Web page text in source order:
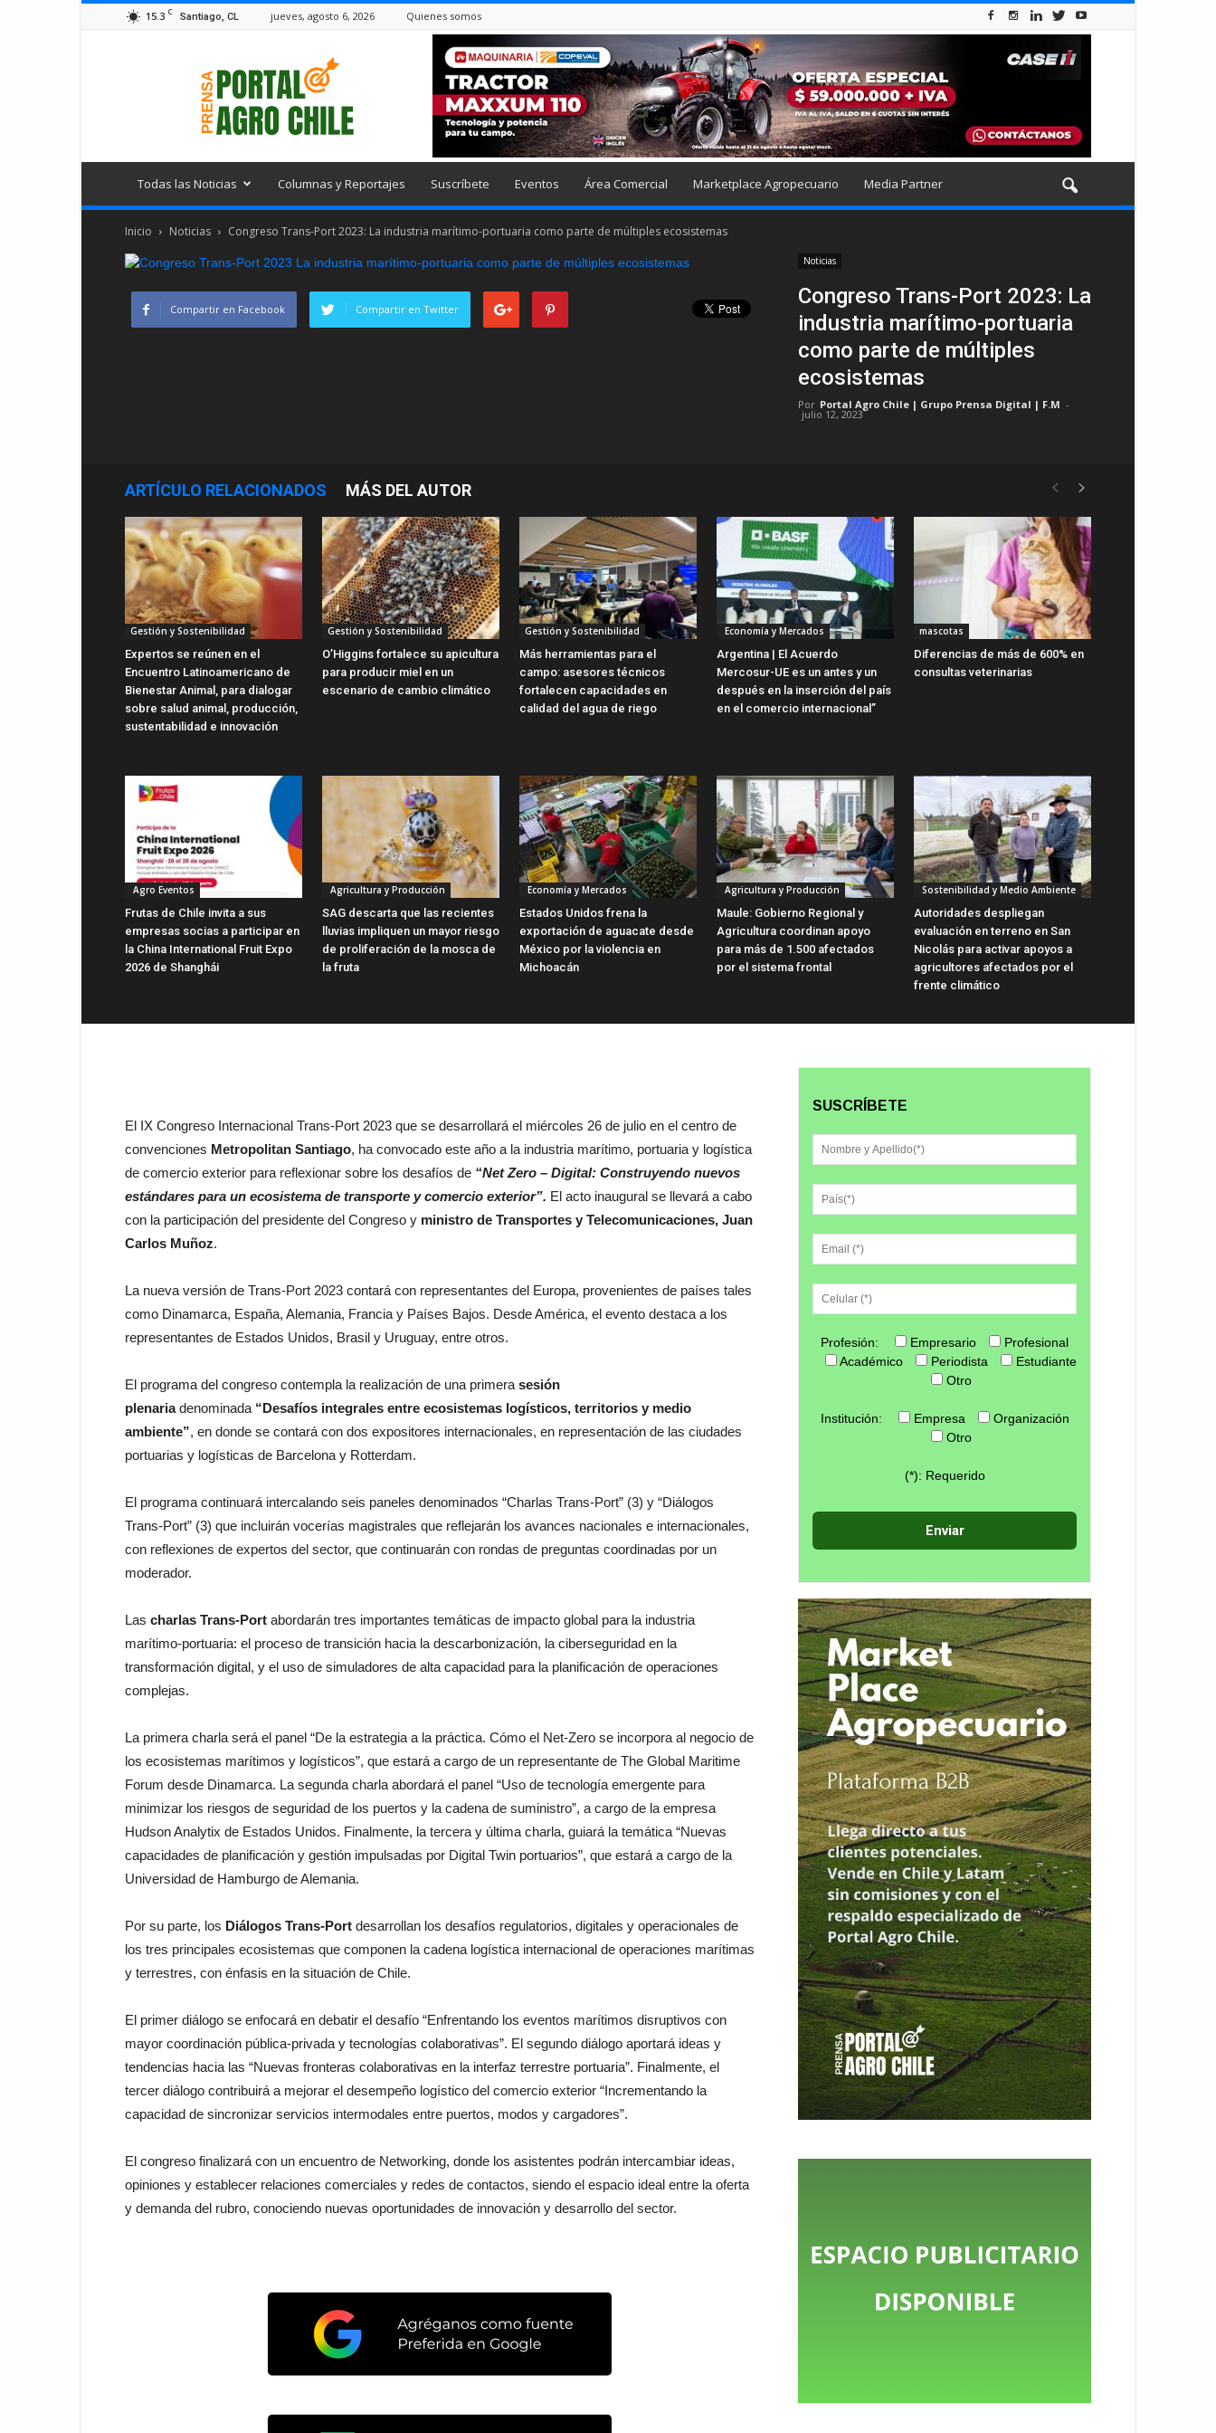
15.3 C Santiago, CL jueves, agosto 6, 2026 Quienes somos
Todas las Noticias Columnas y Reportajes Suscríbete Eventos Área Comercial Marketplace Agropecuario Media Partner
Inicio Noticias Congreso Trans-Port 2023: La industria marítimo-portuaria como parte de múltiples ecosistemas
Noticias
Congreso Trans-Port 2023: La
industria marítimo-portuaria
como parte de múltiples
ecosistemas
Por Portal Agro Chile | Grupo Prensa Digital | F.M -
julio 12, 2023
Compartir en Facebook Compartir en Twitter
ARTÍCULO RELACIONADOS MÁS DEL AUTOR
Gestión y Sostenibilidad
Expertos se reúnen en el
Encuentro Latinoamericano de
Bienestar Animal, para dialogar
sobre salud animal, producción,
sustentabilidad e innovación
Gestión y Sostenibilidad
O’Higgins fortalece su apicultura
para producir miel en un
escenario de cambio climático
Gestión y Sostenibilidad
Más herramientas para el
campo: asesores técnicos
fortalecen capacidades en
calidad del agua de riego
Economía y Mercados
Argentina | El Acuerdo
Mercosur-UE es un antes y un
después en la inserción del país
en el comercio internacional”
mascotas
Diferencias de más de 600% en
consultas veterinarias
Agro Eventos
Frutas de Chile invita a sus
empresas socias a participar en
la China International Fruit Expo
2026 de Shanghái
Agricultura y Producción
SAG descarta que las recientes
lluvias impliquen un mayor riesgo
de proliferación de la mosca de
la fruta
Economía y Mercados
Estados Unidos frena la
exportación de aguacate desde
México por la violencia en
Michoacán
Agricultura y Producción
Maule: Gobierno Regional y
Agricultura coordinan apoyo
para más de 1.500 afectados
por el sistema frontal
Sostenibilidad y Medio Ambiente
Autoridades despliegan
evaluación en terreno en San
Nicolás para activar apoyos a
agricultores afectados por el
frente climático
El IX Congreso Internacional Trans-Port 2023 que se desarrollará el miércoles 26 de julio en el centro de
convenciones Metropolitan Santiago, ha convocado este año a la industria marítimo, portuaria y logística
de comercio exterior para reflexionar sobre los desafíos de “Net Zero – Digital: Construyendo nuevos
estándares para un ecosistema de transporte y comercio exterior”. El acto inaugural se llevará a cabo
con la participación del presidente del Congreso y ministro de Transportes y Telecomunicaciones, Juan
Carlos Muñoz.
La nueva versión de Trans-Port 2023 contará con representantes del Europa, provenientes de países tales
como Dinamarca, España, Alemania, Francia y Países Bajos. Desde América, el evento destaca a los
representantes de Estados Unidos, Brasil y Uruguay, entre otros.
El programa del congreso contempla la realización de una primera sesión
plenariadenominada “Desafíos integrales entre ecosistemas logísticos, territorios y medio
ambiente”, en donde se contará con dos expositores internacionales, en representación de las ciudades
portuarias y logísticas de Barcelona y Rotterdam.
El programa continuará intercalando seis paneles denominados “Charlas Trans-Port” (3) y “Diálogos
Trans-Port” (3) que incluirán vocerías magistrales que reflejarán los avances nacionales e internacionales,
con reflexiones de expertos del sector, que continuarán con rondas de preguntas coordinadas por un
moderador.
Las charlas Trans-Port abordarán tres importantes temáticas de impacto global para la industria
marítimo-portuaria: el proceso de transición hacia la descarbonización, la ciberseguridad en la
transformación digital, y el uso de simuladores de alta capacidad para la planificación de operaciones
complejas.
La primera charla será el panel “De la estrategia a la práctica. Cómo el Net-Zero se incorpora al negocio de
los ecosistemas marítimos y logísticos”, que estará a cargo de un representante de The Global Maritime
Forum desde Dinamarca. La segunda charla abordará el panel “Uso de tecnología emergente para
minimizar los riesgos de seguridad de los puertos y la cadena de suministro”, a cargo de la empresa
Hudson Analytix de Estados Unidos. Finalmente, la tercera y última charla, guiará la temática “Nuevas
capacidades de planificación y gestión impulsadas por Digital Twin portuarios”, que estará a cargo de la
Universidad de Hamburgo de Alemania.
Por su parte, los Diálogos Trans-Port desarrollan los desafíos regulatorios, digitales y operacionales de
los tres principales ecosistemas que componen la cadena logística internacional de operaciones marítimas
y terrestres, con énfasis en la situación de Chile.
El primer diálogo se enfocará en debatir el desafío “Enfrentando los eventos marítimos disruptivos con
mayor coordinación pública-privada y tecnologías colaborativas”. El segundo diálogo aportará ideas y
tendencias hacia las “Nuevas fronteras colaborativas en la interfaz terrestre portuaria”. Finalmente, el
tercer diálogo contribuirá a mejorar el desempeño logístico del comercio exterior “Incrementando la
capacidad de sincronizar servicios intermodales entre puertos, modos y cargadores”.
El congreso finalizará con un encuentro de Networking, donde los asistentes podrán intercambiar ideas,
opiniones y establecer relaciones comerciales y redes de contactos, siendo el espacio ideal entre la oferta
y demanda del rubro, conociendo nuevas oportunidades de innovación y desarrollo del sector.
SUSCRÍBETE
Profesión: Empresario
Profesional
Académico
Periodista
Estudiante
Otro
Institución: Empresa
Organización
Otro
(*): Requerido